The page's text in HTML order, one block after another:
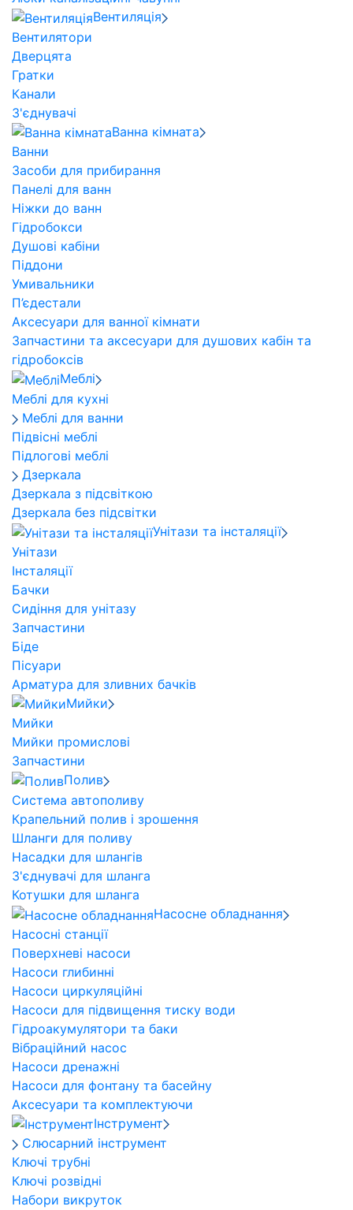
Вентиляція
Вентилятори
Дверцята
Гратки
Канали
З'єднувачі
Ванна кімната
Ванни
Засоби для прибирання
Панелі для ванн
Ніжки до ванн
Гідробокси
Душові кабіни
Піддони
Умивальники
П’єдестали
Аксесуари для ванної кімнати
Запчастини та аксесуари для душових кабін та
гідробоксів
Меблі
Меблі для кухні
Меблі для ванни
Підвісні меблі
Підлогові меблі
Дзеркала
Дзеркала з підсвіткою
Дзеркала без підсвітки
Унітази та інсталяції
Унітази
Інсталяції
Бачки
Сидіння для унітазу
Запчастини
Біде
Пісуари
Арматура для зливних бачків
Мийки
Мийки
Мийки промислові
Запчастини
Полив
Система автополиву
Крапельний полив і зрошення
Шланги для поливу
Насадки для шлангів
З'єднувачі для шланга
Котушки для шланга
Насосне обладнання
Насосні станції
Поверхневі насоси
Насоси глибинні
Насоси циркуляційні
Насоси для підвищення тиску води
Гідроакумулятори та баки
Вібраційний насос
Насоси дренажні
Насоси для фонтану та басейну
Аксесуари та комплектуючи
Інструмент
Слюсарний інструмент
Ключі трубні
Ключі розвідні
Набори викруток